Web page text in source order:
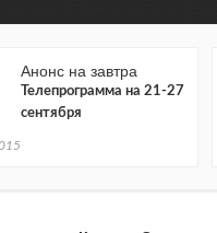
Анонс на завтра
Телепрограмма на 21-27
сентября